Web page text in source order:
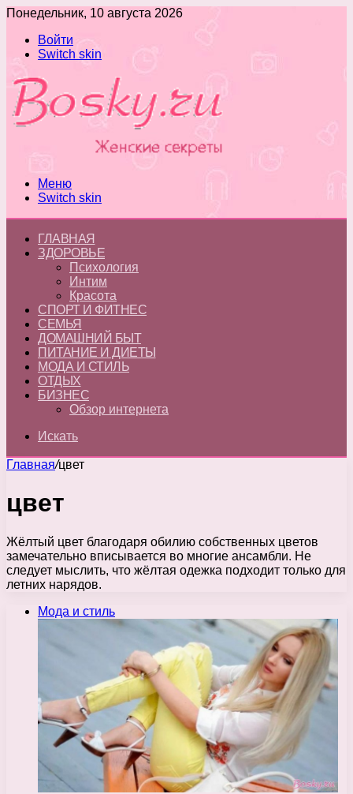
Понедельник, 10 августа 2026
Войти
Switch skin
Меню
Switch skin
ГЛАВНАЯ
ЗДОРОВЬЕ
Психология
Интим
Красота
СПОРТ И ФИТНЕС
СЕМЬЯ
ДОМАШНИЙ БЫТ
ПИТАНИЕ И ДИЕТЫ
МОДА И СТИЛЬ
ОТДЫХ
БИЗНЕС
Обзор интернета
Искать
Главная/цвет
цвет
Жёлтый цвет благодаря обилию собственных цветов
замечательно вписывается во многие ансамбли. Не
следует мыслить, что жёлтая одежка подходит только для
летних нарядов.
Мода и стиль